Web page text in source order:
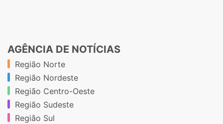
AGÊNCIA DE NOTÍCIAS
Região Norte
Região Nordeste
Região Centro-Oeste
Região Sudeste
Região Sul